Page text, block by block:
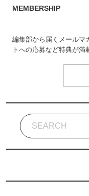
MEMBERSHIP
編集部から届くメールマ
トへの応募など特典が満